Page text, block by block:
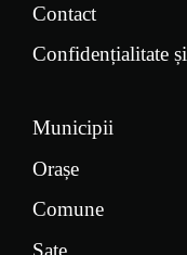
Contact
Confidențialitate
Municipii
Orașe
Comune
Sate